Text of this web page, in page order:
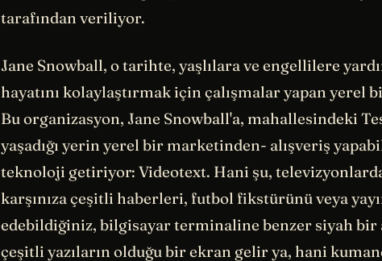
tarafından veriliyor.
Jane Snowball, o tarihte, yaşlılara ve engellilere
hayatını kolaylaştırmak için çalışmalar yapan yerel
Bu organizasyon, Jane Snowball'a, mahallesindeki
yaşadığı yerin yerel bir marketinden- alışveriş
teknoloji getiriyor: Videotext. Hani şu, televizyonlarda
karşınıza çeşitli haberleri, futbol fikstürünü veya
edebildiğiniz, bilgisayar terminaline benzer siyah bir
çeşitli yazıların olduğu bir ekran gelir ya, hani